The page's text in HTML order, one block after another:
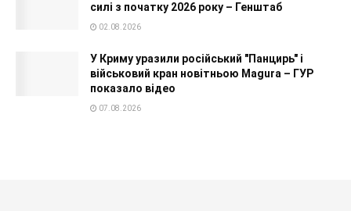
силі з початку 2026 року – Генштаб
02.08.2026
У Криму уразили російський "Панцирь" і
військовий кран новітньою Magura – ГУР
показало відео
07.08.2026